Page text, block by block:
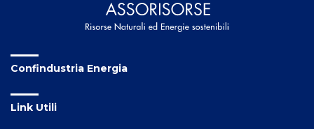
Confindustria Energia
Link Utili